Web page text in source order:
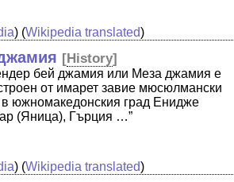
) (Wikipedia translated)
[History]
бей джамия или Меза джамия е
от имарет завие мюсюлмански
южномакедонския град Енидже
(Яница), Гърция …”
) (Wikipedia translated)